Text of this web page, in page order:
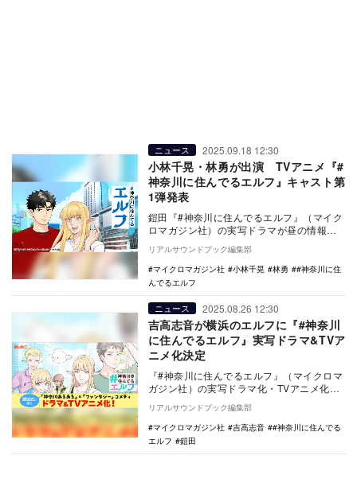
ニュース 2025.09.18 12:30
小林千晃・林勇が出演 TVアニメ『#
神奈川に住んでるエルフ』キャスト第
1弾発表
鎧田『#神奈川に住んでるエルフ』（マイク
ロマガジン社）の実写ドラマが昼の情報番
組「猫のひたいほどワイド」内で9月30日よ
り放送開…
リアルサウンドブック編集部
マイクロマガジン社
小林千晃 林勇
#神奈川に住
んでるエルフ
ニュース 2025.08.26 12:30
吉高志音が横浜のエルフに『#神奈川
に住んでるエルフ』実写ドラマ&TVア
ニメ化決定
『#神奈川に住んでるエルフ』（マイクロマ
ガジン社）の実写ドラマ化・TVアニメ化
（ライトアニメ®）が発表された。 本作
は横…
リアルサウンドブック編集部
マイクロマガジン社
吉高志音
#神奈川に住んでる
エルフ
鎧田